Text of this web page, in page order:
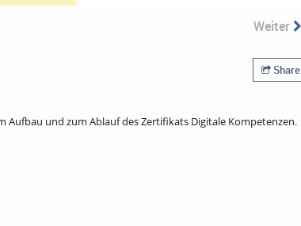
Weiter
Share
und zum Ablauf des Zertifikats Digitale Kompetenzen.